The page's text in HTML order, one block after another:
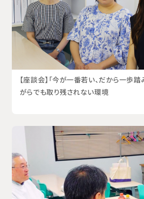
【座談会】「今が一番若い、だから一歩
がらでも取り残されない環境